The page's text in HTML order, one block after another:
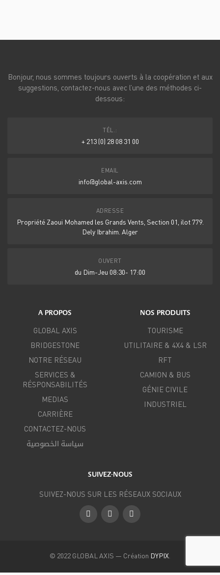
Bonjour, nous sommes toujours ouverts à la coopération et aux
suggestions, contactez-nous avec l’une des méthodes ci-
dessous:
TÉL.:
+ 213 (0) 28 08 31 00
EMAIL
info@global-axis.com
ADRESSE
Propriété Zaoui Mohamed les Grands Vents, Section 01, ilot 779.
Dely Ibrahim. Alger
OUVERT
du Dim-Jeu 08:30- 17:00
A PROPOS
GLOBAL AXIS
BRIDGESTONE
NOTRE RÉSEAU
SERVICES &
RÉSPONSABILITÉS
MEDIAS
CARRIÈRE
CONTACTEZ-NOUS
سياسة الخصوصية
NOS PRODUITS
TOURISME
UTILITAIRE & 4X4 & LSR
RFT
CAMION & BUS
GÉNIE CIVILE
INDUSTRIEL
SUIVEZ-NOUS
SUIVEZ-NOUS SUR LES RÉSEAUX SOCIAUX
FacebookInstagramLinkedIn
© 2022 GLOBAL AXIS — Création DYPIX